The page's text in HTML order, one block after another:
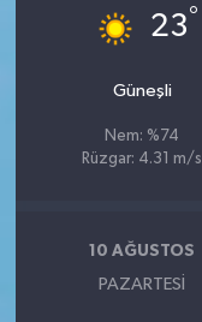
23°
Güneşli
Nem: %74
Rüzgar: 4.31 m/s
10 AĞUSTOS
PAZARTESI